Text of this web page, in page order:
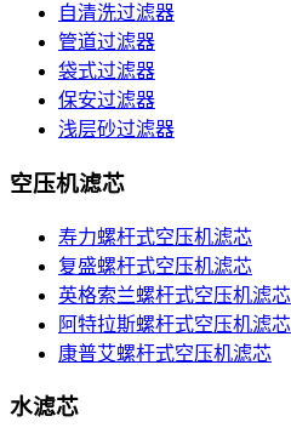
自清洗过滤器
管道过滤器
袋式过滤器
保安过滤器
浅层砂过滤器
空压机滤芯
寿力螺杆式空压机滤芯
复盛螺杆式空压机滤芯
英格索兰螺杆式空压机滤芯
阿特拉斯螺杆式空压机滤芯
康普艾螺杆式空压机滤芯
水滤芯